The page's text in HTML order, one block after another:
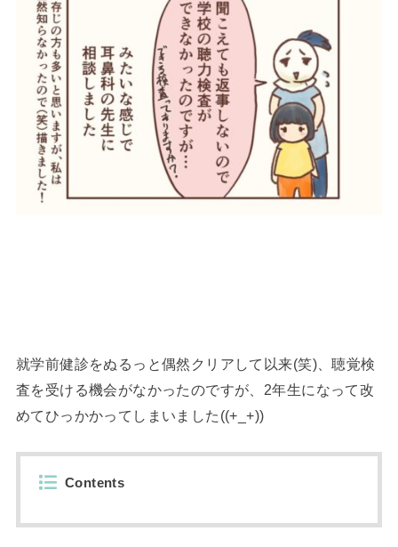
就学前健診をぬるっと偶然クリアして以来(笑)、聴覚検
査を受ける機会がなかったのですが、2年生になって改
めてひっかかってしまいました((+_+))
Contents